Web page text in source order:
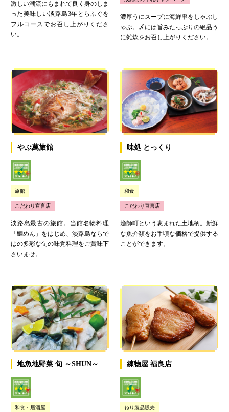
激しい潮流にもまれて良く身のしま
った美味しい淡路島3年とらふぐを
フルコースでお召し上がりくださ
い。
濃厚うにスープに海鮮串をしゃぶし
ゃぶ。〆には旨みたっぷりの絶品う
に雑炊をお召し上がりください。
やぶ萬旅館
旅館
こだわり宣言店
淡路島最古の旅館。当館名物料理
「鯛めん」をはじめ、淡路島ならで
はの多彩な旬の味覚料理をご賞味下
さいませ。
味処 とっくり
和食
こだわり宣言店
漁師町という恵まれた土地柄。新鮮
な魚介類をお手頃な価格で提供する
ことができます。
地魚地野菜 旬 ～SHUN～
和食・居酒屋
練物屋 福良店
ねり製品販売